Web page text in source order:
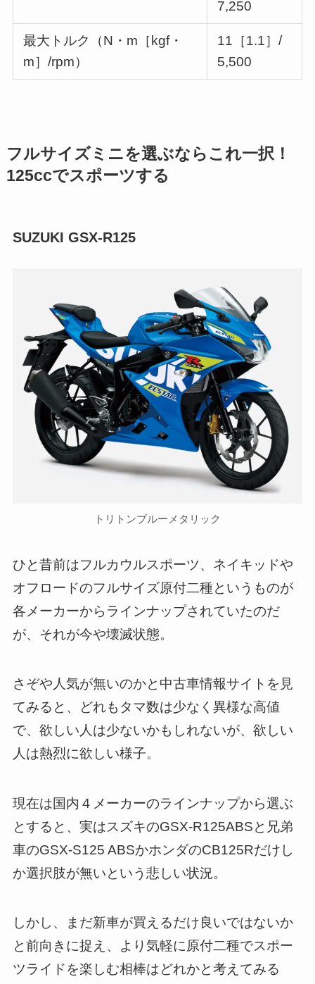
7,250
最大トルク（N・m［kgf・
m］/rpm）
11［1.1］/
5,500
フルサイズミニを選ぶならこれ一択！
125ccでスポーツする
SUZUKI GSX-R125
トリトンブルーメタリック
ひと昔前はフルカウルスポーツ、ネイキッドや
オフロードのフルサイズ原付二種というものが
各メーカーからラインナップされていたのだ
が、それが今や壊滅状態。
さぞや人気が無いのかと中古車情報サイトを見
てみると、どれもタマ数は少なく異様な高値
で、欲しい人は少ないかもしれないが、欲しい
人は熱烈に欲しい様子。
現在は国内４メーカーのラインナップから選ぶ
とすると、実はスズキのGSX-R125ABSと兄弟
車のGSX-S125 ABSかホンダのCB125Rだけし
か選択肢が無いという悲しい状況。
しかし、まだ新車が買えるだけ良いではないか
と前向きに捉え、より気軽に原付二種でスポー
ツライドを楽しむ相棒はどれかと考えてみる